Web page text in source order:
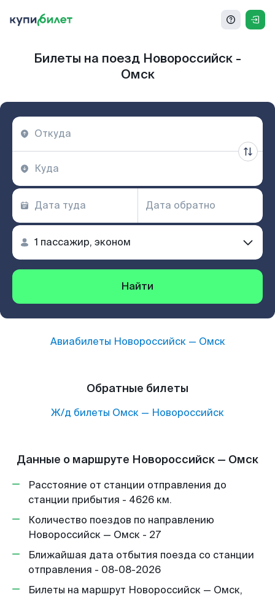
Билеты на поезд Новороссийск -
Омск
Найти
Авиабилеты Новороссийск— Омск
Обратные билеты
Ж/д билеты Омск — Новороссийск
Данные о маршруте Новороссийск — Омск
Расстояние от станции отправления до
станции прибытия - 4626 км.
Количество поездов по направлению
Новороссийск — Омск - 27
Ближайшая дата отбытия поезда со станции
отправления - 08-08-2026
Билеты на маршрут Новороссийск — Омск,